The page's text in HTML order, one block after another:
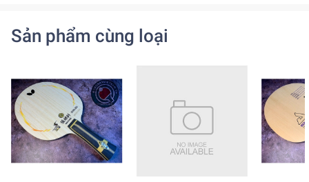
Sản phẩm cùng loại